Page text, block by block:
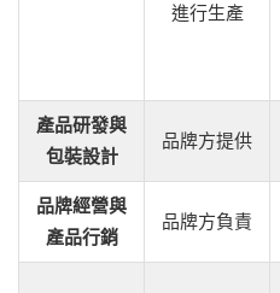
進行生產
產品研發與
包裝設計
品牌方提供
品牌經營與
產品行銷
品牌方負責